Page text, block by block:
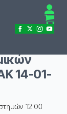
14-01-
12:00